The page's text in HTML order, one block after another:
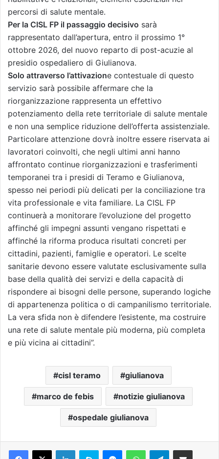
percorsi di salute mentale.
Per la CISL FP il passaggio decisivo sarà
rappresentato dall’apertura, entro il prossimo 1°
ottobre 2026, del nuovo reparto di post-acuzie al
presidio ospedaliero di Giulianova.
Solo attraverso l’attivazione contestuale di questo
servizio sarà possibile affermare che la
riorganizzazione rappresenta un effettivo
potenziamento della rete territoriale di salute mentale
e non una semplice riduzione dell’offerta assistenziale.
Particolare attenzione dovrà inoltre essere riservata ai
lavoratori coinvolti, che negli ultimi anni hanno
affrontato continue riorganizzazioni e trasferimenti
temporanei tra i presidi di Teramo e Giulianova,
spesso nei periodi più delicati per la conciliazione tra
vita professionale e vita familiare. La CISL FP
continuerà a monitorare l’evoluzione del progetto
affinché gli impegni assunti vengano rispettati e
affinché la riforma produca risultati concreti per
cittadini, pazienti, famiglie e operatori. Le scelte
sanitarie devono essere valutate esclusivamente sulla
base della qualità dei servizi e della capacità di
rispondere ai bisogni delle persone, superando logiche
di appartenenza politica o di campanilismo territoriale.
La vera sfida non è difendere l’esistente, ma costruire
una rete di salute mentale più moderna, più completa
e più vicina ai cittadini”.
cisl teramo giulianova
marco de febis notizie giulianova
ospedale giulianova
Telegram